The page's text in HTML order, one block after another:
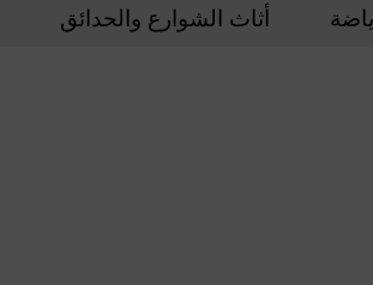
أثاث الشوارع والحدائق